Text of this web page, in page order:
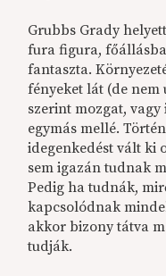
Grubbs Grady
fura figura,
fantaszta.
fényeket lát (de nem
szerint mozgat,
egymás mellé.
idegenkedést vált ki
sem igazán tudnak
Pedig ha tudnák,
kapcsolódnak
akkor bizony tátva
tudják.